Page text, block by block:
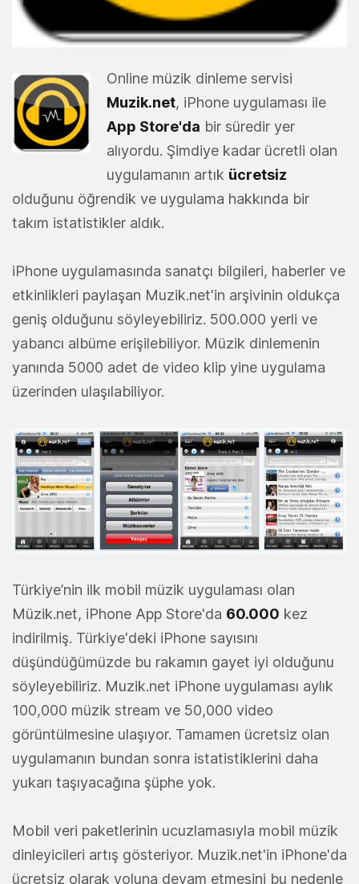
Online müzik dinleme servisi
Muzik.net, iPhone uygulaması ile
App Store'da bir süredir yer
alıyordu. Şimdiye kadar ücretli olan
uygulamanın artık ücretsiz
olduğunu öğrendik ve uygulama hakkında bir
takım istatistikler aldık.
iPhone uygulamasında sanatçı bilgileri, haberler ve
etkinlikleri paylaşan Muzik.net'in arşivinin oldukça
geniş olduğunu söyleyebiliriz. 500.000 yerli ve
yabancı albüme erişilebiliyor. Müzik dinlemenin
yanında 5000 adet de video klip yine uygulama
üzerinden ulaşılabiliyor.
Türkiye’nin ilk mobil müzik uygulaması olan
Müzik.net, iPhone App Store'da 60.000 kez
indirilmiş. Türkiye'deki iPhone sayısını
düşündüğümüzde bu rakamın gayet iyi olduğunu
söyleyebiliriz. Muzik.net iPhone uygulaması aylık
100,000 müzik stream ve 50,000 video
görüntülmesine ulaşıyor. Tamamen ücretsiz olan
uygulamanın bundan sonra istatistiklerini daha
yukarı taşıyacağına şüphe yok.
Mobil veri paketlerinin ucuzlamasıyla mobil müzik
dinleyicileri artış gösteriyor. Muzik.net'in iPhone'da
ücretsiz olarak yoluna devam etmesini bu nedenle